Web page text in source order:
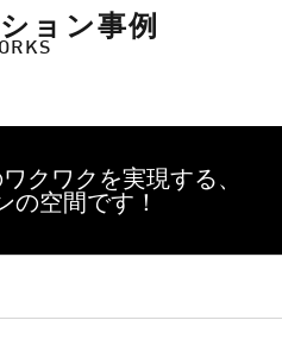
ョン事例
クワクを実現する、
の空間です！